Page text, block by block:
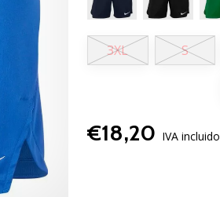
3XL S
€18,20 IVA incluido